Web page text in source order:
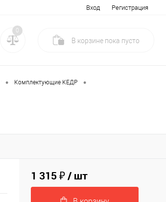
Вход Регистрация
0
В корзине пока пусто
• Комплектующие КЕДР •
1 315 ₽/ шт